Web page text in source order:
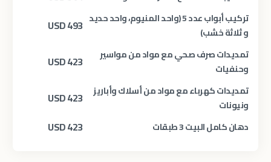
تركيب أبواب عدد 5 (واحد المنيوم، واحد حديد
و ثلاثة خشب)
493
USD
تمديدات صرف صحي مع مواد من مواسير
وحنفيات
423
USD
تمديدات كهرباء مع مواد من أسلاك وأباريز
ونيونات
423
USD
دهان كامل البيت 3 طبقات 423
USD